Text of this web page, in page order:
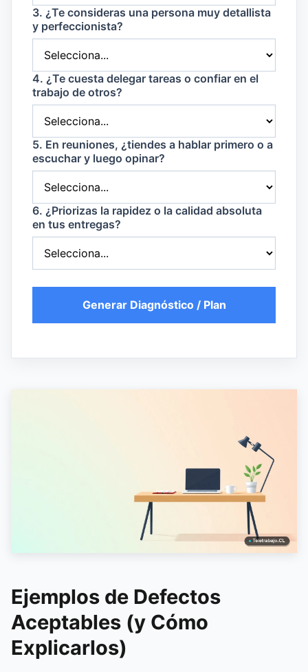
3. ¿Te consideras una persona muy detallista
y perfeccionista?
4. ¿Te cuesta delegar tareas o confiar en el
trabajo de otros?
5. En reuniones, ¿tiendes a hablar primero o a
escuchar y luego opinar?
6. ¿Priorizas la rapidez o la calidad absoluta
en tus entregas?
Generar Diagnóstico / Plan
Ejemplos de Defectos
Aceptables (y Cómo
Explicarlos)